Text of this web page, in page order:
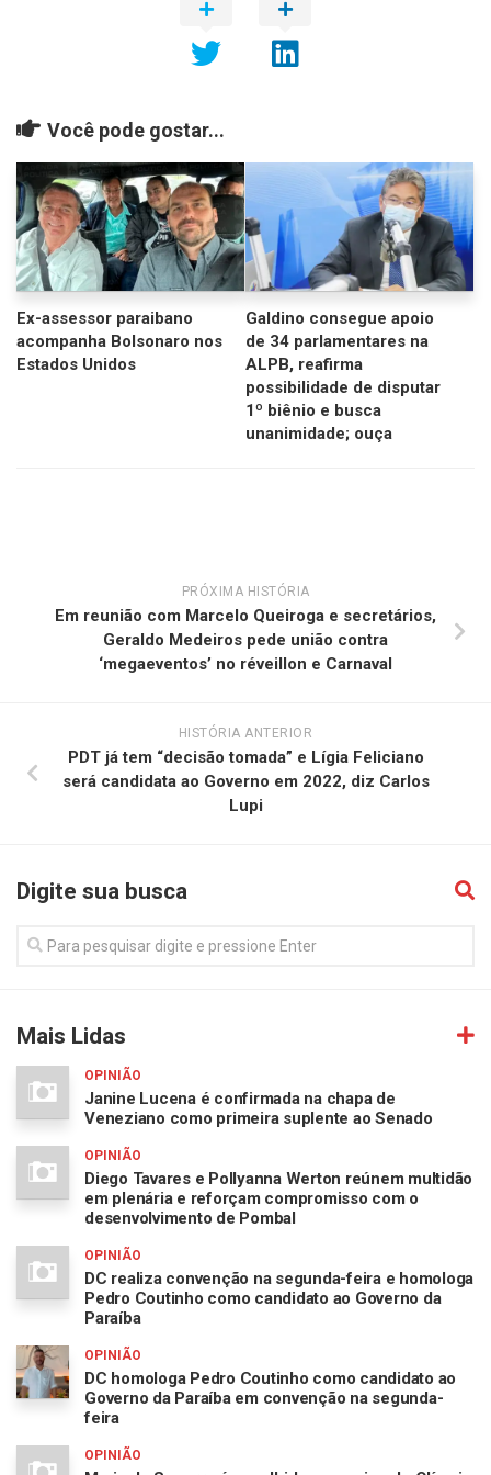
Você pode gostar...
Ex-assessor paraibano
acompanha Bolsonaro nos
Estados Unidos
Galdino consegue apoio
de 34 parlamentares na
ALPB, reafirma
possibilidade de disputar
1º biênio e busca
unanimidade; ouça
PRÓXIMA HISTÓRIA
Em reunião com Marcelo Queiroga e secretários,
Geraldo Medeiros pede união contra
‘megaeventos’ no réveillon e Carnaval
HISTÓRIA ANTERIOR
PDT já tem “decisão tomada” e Lígia Feliciano
será candidata ao Governo em 2022, diz Carlos
Lupi
Digite sua busca
Mais Lidas
OPINIÃO
Janine Lucena é confirmada na chapa de
Veneziano como primeira suplente ao Senado
OPINIÃO
Diego Tavares e Pollyanna Werton reúnem multidão
em plenária e reforçam compromisso com o
desenvolvimento de Pombal
OPINIÃO
DC realiza convenção na segunda-feira e homologa
Pedro Coutinho como candidato ao Governo da
Paraíba
OPINIÃO
DC homologa Pedro Coutinho como candidato ao
Governo da Paraíba em convenção na segunda-
feira
OPINIÃO